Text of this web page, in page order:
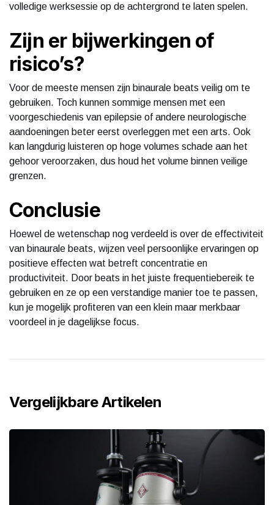
volledige werksessie op de achtergrond te laten spelen.
Zijn er bijwerkingen of
risico’s?
Voor de meeste mensen zijn binaurale beats veilig om te
gebruiken. Toch kunnen sommige mensen met een
voorgeschiedenis van epilepsie of andere neurologische
aandoeningen beter eerst overleggen met een arts. Ook
kan langdurig luisteren op hoge volumes schade aan het
gehoor veroorzaken, dus houd het volume binnen veilige
grenzen.
Conclusie
Hoewel de wetenschap nog verdeeld is over de effectiviteit
van binaurale beats, wijzen veel persoonlijke ervaringen op
positieve effecten wat betreft concentratie en
productiviteit. Door beats in het juiste frequentiebereik te
gebruiken en ze op een verstandige manier toe te passen,
kun je mogelijk profiteren van een klein maar merkbaar
voordeel in je dagelijkse focus.
Vergelijkbare Artikelen